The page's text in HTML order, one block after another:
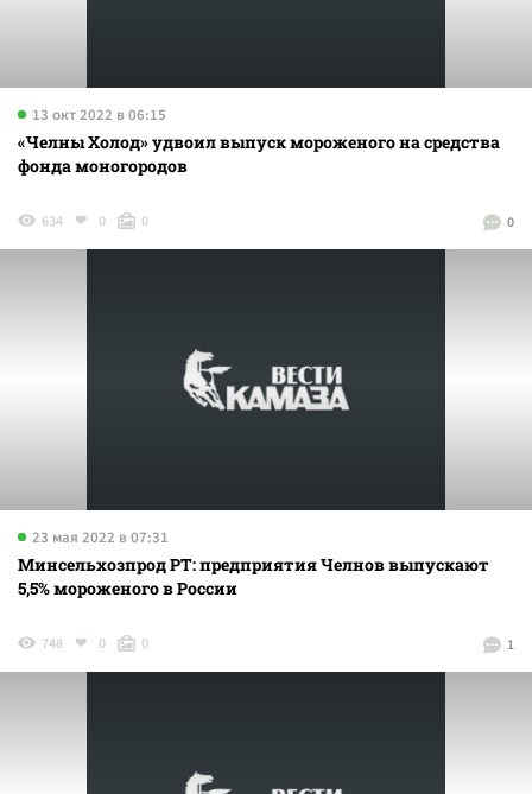
13 окт 2022 в 06:15
«Челны Холод» удвоил выпуск мороженого на средства
фонда моногородов
0
634 0 0
23 мая 2022 в 07:31
Минсельхозпрод РТ: предприятия Челнов выпускают
5,5% мороженого в России
1
748 0 0